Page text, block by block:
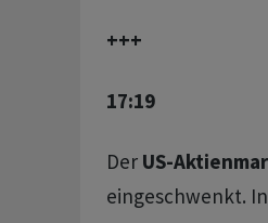
+++
17:19
Der US-
eingeschwenkt.